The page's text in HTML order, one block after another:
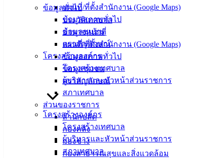
แผนที่/ที่ตั้งสำนักงาน (Google Maps)
ข้อมูลสภาพทั่วไป
ข้อมูลชุมชน
ตราสัญลักษณ์
โครงสร้างองค์กร
โครงสร้างเทศบาล
ผู้บริหารและหัวหน้าส่วนราชการ
สภาเทศบาล
ส่วนของราชการ
สำนักปลัด
กองคลัง
กองช่าง
กองสาธารณสุขและสิ่งแวดล้อม
ข้อมูลทั่วไป
ประวัติเทศบาล
อำนาจหน้าที่
แผนที่/ที่ตั้งสำนักงาน (Google Maps)
ข้อมูลสภาพทั่วไป
ข้อมูลชุมชน
ตราสัญลักษณ์
โครงสร้างองค์กร
โครงสร้างเทศบาล
ผู้บริหารและหัวหน้าส่วนราชการ
สภาเทศบาล